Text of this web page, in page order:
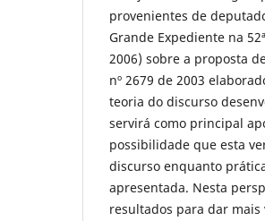
provenientes de
Grande Expediente na
2006) sobre a proposta
nº 2679 de 2003
teoria do discurso
servirá como principal
possibilidade que esta
discurso enquanto
apresentada. Nesta
resultados para dar